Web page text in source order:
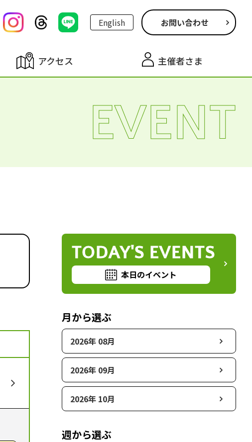
English お問い合わせ
アクセス 主催者さま
EVENT
TODAY'S EVENTS
本日のイベント
月から選ぶ
2026年 08月
2026年 09月
2026年 10月
週から選ぶ